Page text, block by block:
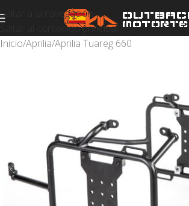
Saltar a la navegación
Saltar al contenido principal
Inicio/Aprilia/Aprilia Tuareg 660